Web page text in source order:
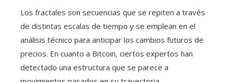
Los fractales son secuencias que se repiten a través
de distintas escalas de tiempo y se emplean en el
análisis técnico para anticipar los cambios futuros de
precios. En cuanto a Bitcoin, ciertos expertos han
detectado una estructura que se parece a